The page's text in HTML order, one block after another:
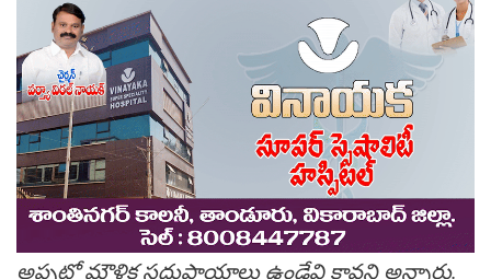
అప్పట్లో మౌళిక సదుపాయాలు ఉండేవి కావని అన్నారు.